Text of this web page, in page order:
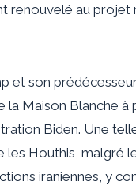
renouvelé au projet
et son
la Maison Blanche à
Biden. Une
les Houthis, malgré
iraniennes, y